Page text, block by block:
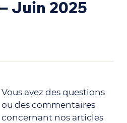
– Juin 2025
Vous avez des questions
ou des commentaires
concernant nos articles